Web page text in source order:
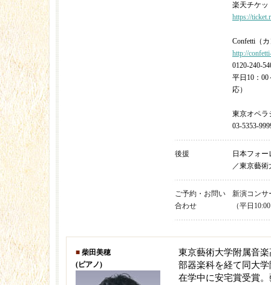
楽天チケッ
https://
Confetti（
http://
0120-240-
平日10：
応）
東京オペラ
03-5353-
後援
日本フォ
／東京藝
ご予約・お問い
合わせ
新演コンサ
（平日
■ 柴田美穂
(ピアノ)
東京藝術大学附属音
部器楽科を経て同大
在学中に安宅賞受賞